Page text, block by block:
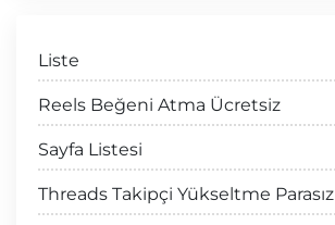
Liste
Reels Beğeni Atma Ücretsiz
Sayfa Listesi
Threads Takipçi Yükseltme Parasız